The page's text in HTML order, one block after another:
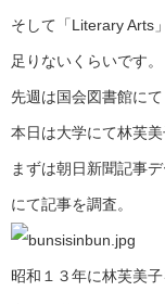
そして「Literary Arts
足りないくらいです。
先週は国会図書館にて
本日は大学にて林芙
まずは朝日新聞記事
にて記事を調査。
昭和１３年に林芙美